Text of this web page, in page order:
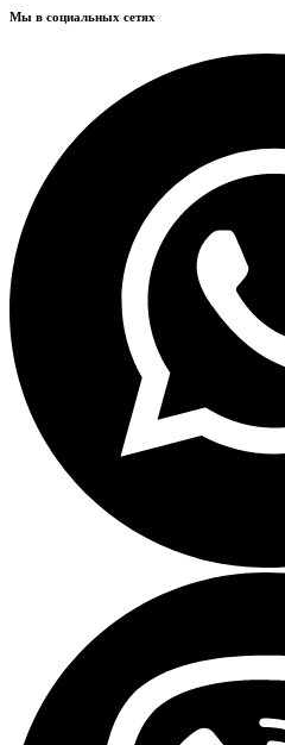
Мы в социальных сетях